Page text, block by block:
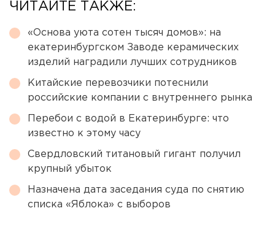
ЧИТАЙТЕ ТАКЖЕ:
«Основа уюта сотен тысяч домов»: на
екатеринбургском Заводе керамических
изделий наградили лучших сотрудников
Китайские перевозчики потеснили
российские компании с внутреннего рынка
Перебои с водой в Екатеринбурге: что
известно к этому часу
Свердловский титановый гигант получил
крупный убыток
Назначена дата заседания суда по снятию
списка «Яблока» с выборов